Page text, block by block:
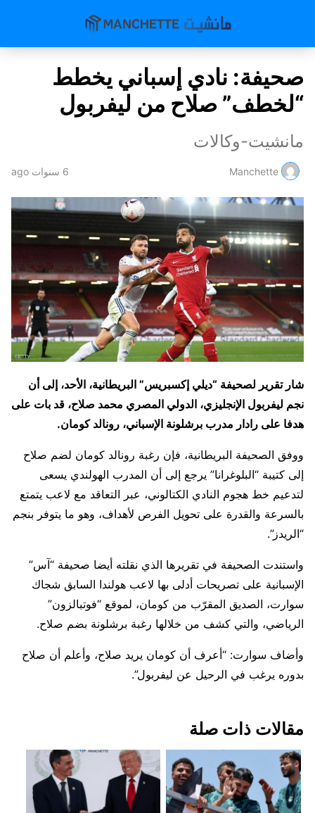
صحيفة: نادي إسباني يخطط
“لخطف” صلاح من ليفربول
مانشيت-وكالات
Manchette 6 سنوات ago
شار تقرير لصحيفة “ديلي إكسبريس” البريطانية، الأحد، إلى أن
نجم ليفربول الإنجليزي، الدولي المصري محمد صلاح، قد بات على
هدفا على رادار مدرب برشلونة الإسباني، رونالد كومان.
ووفق الصحيفة البريطانية، فإن رغبة رونالد كومان لضم صلاح
إلى كتيبة “البلوغرانا” يرجع إلى أن المدرب الهولندي يسعى
لتدعيم خط هجوم النادي الكتالوني، عبر التعاقد مع لاعب يتمتع
بالسرعة والقدرة على تحويل الفرص لأهداف، وهو ما يتوفر بنجم
“الريدز”.
واستندت الصحيفة في تقريرها الذي نقلته أيضا صحيفة “آس”
الإسبانية على تصريحات أدلى بها لاعب هولندا السابق شجاك
سوارت، الصديق المقرّب من كومان، لموقع “فوتبالزون”
الرياضي، والتي كشف من خلالها رغبة برشلونة بضم صلاح.
وأضاف سوارت: “أعرف أن كومان يريد صلاح، وأعلم أن صلاح
بدوره يرغب في الرحيل عن ليفربول”.
مقالات ذات صلة